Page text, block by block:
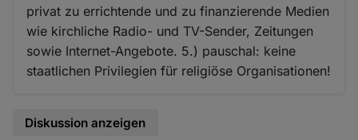
privat zu errichtende und zu finanzierende Medien
wie kirchliche Radio- und TV-Sender, Zeitungen
sowie Internet-Angebote. 5.) pauschal: keine
staatlichen Privilegien für religiöse Organisationen!
Diskussion anzeigen